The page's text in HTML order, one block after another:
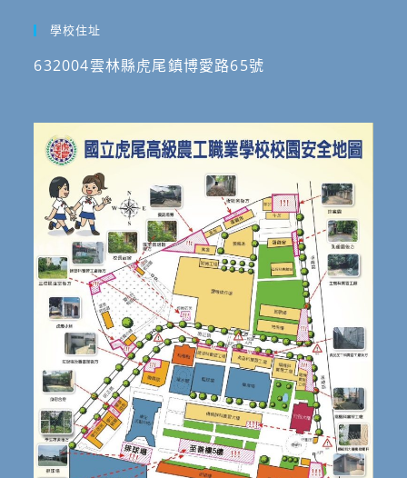
學校住址
632004雲林縣虎尾鎮博愛路65號